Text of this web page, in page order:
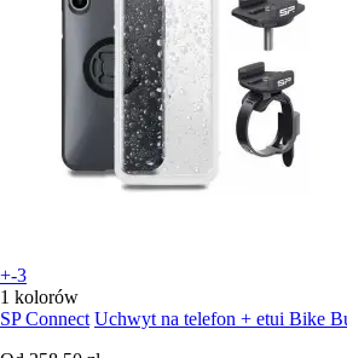
+-3
1 kolorów
SP Connect Uchwyt na telefon + etui Bike